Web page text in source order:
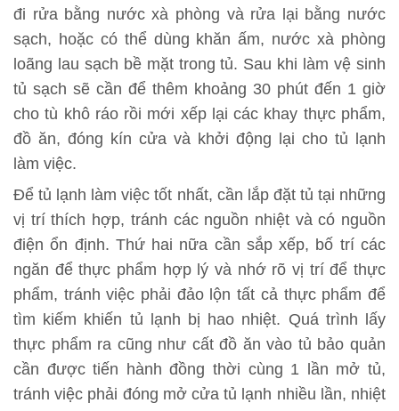
đi rửa bằng nước xà phòng và rửa lại bằng nước
sạch, hoặc có thể dùng khăn ấm, nước xà phòng
loãng lau sạch bề mặt trong tủ. Sau khi làm vệ sinh
tủ sạch sẽ cần để thêm khoảng 30 phút đến 1 giờ
cho tù khô ráo rồi mới xếp lại các khay thực phẩm,
đồ ăn, đóng kín cửa và khởi động lại cho tủ lạnh
làm việc.
Để tủ lạnh làm việc tốt nhất, cần lắp đặt tủ tại những
vị trí thích hợp, tránh các nguồn nhiệt và có nguồn
điện ổn định. Thứ hai nữa cần sắp xếp, bố trí các
ngăn để thực phẩm hợp lý và nhớ rõ vị trí để thực
phẩm, tránh việc phải đảo lộn tất cả thực phẩm để
tìm kiếm khiến tủ lạnh bị hao nhiệt. Quá trình lấy
thực phẩm ra cũng như cất đồ ăn vào tủ bảo quản
cần được tiến hành đồng thời cùng 1 lần mở tủ,
tránh việc phải đóng mở cửa tủ lạnh nhiều lần, nhiệt